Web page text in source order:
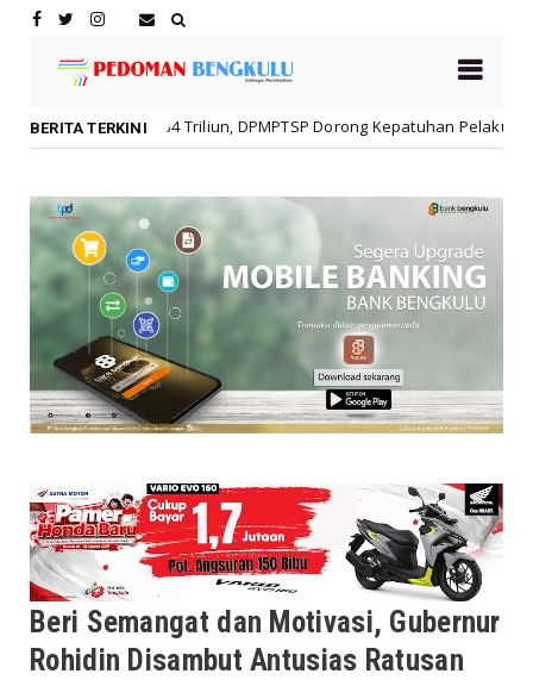
BERITA TERKINI
DPMPTSP Dorong Kepatuhan Pelaku Usaha Daerah
Beri Semangat dan Motivasi, Gubernur
Rohidin Disambut Antusias Ratusan